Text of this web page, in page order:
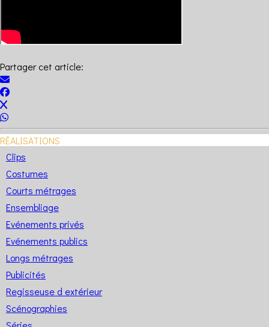
Partager cet article:
RÉALISATIONS
Clips
Costumes
Courts métrages
Ensembliage
Evénements privés
Evénements publics
Longs métrages
Publicités
Regisseuse d extérieur
Scénographies